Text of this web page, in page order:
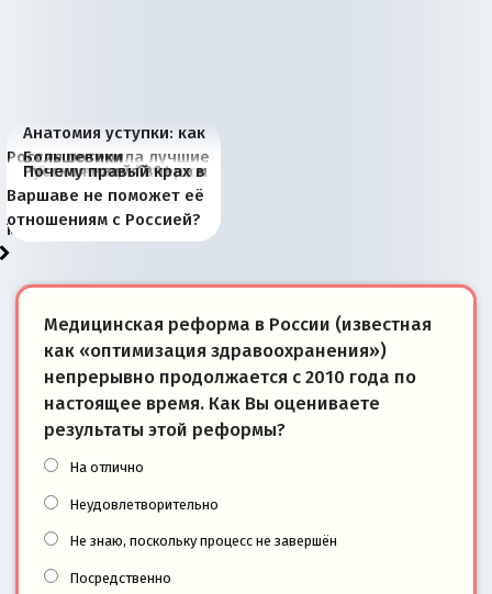
Анатомия уступки: как
Россия потеряла лучшие
рыбопромысловые
районы Баренцева
моря
Большевики
отличаются от «Яблока»
тем, что они -
победители
Киевская марионетка
Запада рассказала о
«переобувании» хозяев
В России назрели
перемены: 15 шагов к
суверенной экономике
Миграционный пожар
Европы
Россия начинает
сбрасывать балласт
Анкориджа
Россия зимой 1904
года: первые уступки во
внутренней политике
Русская нация вчера и
сегодня
Почему правый крах в
Варшаве не поможет её
отношениям с Россией?
Медицинская реформа в России (известная
как «оптимизация здравоохранения»)
непрерывно продолжается с 2010 года по
настоящее время. Как Вы оцениваете
результаты этой реформы?
На отлично
Неудовлетворительно
Не знаю, поскольку процесс не завершён
Посредственно